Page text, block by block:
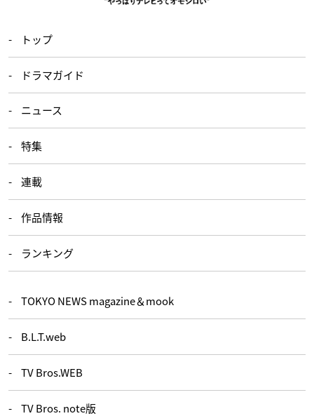
トップ
ドラマガイド
ニュース
特集
連載
作品情報
ランキング
TOKYO NEWS magazine＆mook
B.L.T.web
TV Bros.WEB
TV Bros. note版